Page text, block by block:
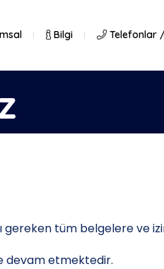
Bilgi Telefonlar
gereken tüm belgelere ve
devam etmektedir.